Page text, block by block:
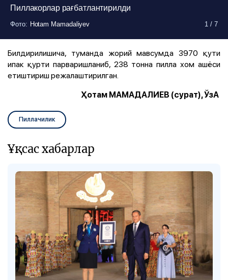
Пиллакорлар рағбатлантирилди
Фото: Hotam Mamadaliyev 1 /7
Фото: Hotam Mamadaliyev 1 /7
Фото: Hotam Mamadaliyev 1 /7
Фото: Hotam Mamadaliyev 1 /7
Фото: Hotam Mamadaliyev 1 /7
Фото: Hotam Mamadaliyev 1 /7
Фото: Hotam Mamadaliyev 1 /7
Билдирилишича, туманда жорий мавсумда 3970 қути
ипак қурти парваришланиб, 238 тонна пилла хом ашёси
етиштириш режалаштирилган.
Ҳотам МАМАДАЛИЕВ (сурат), ЎзА
Пиллачилик
Ұқсас хабарлар